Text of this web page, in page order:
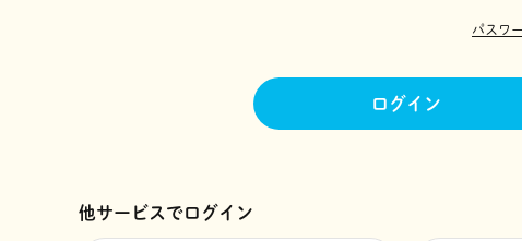
パスワ
ログイン
他サービスでログイン